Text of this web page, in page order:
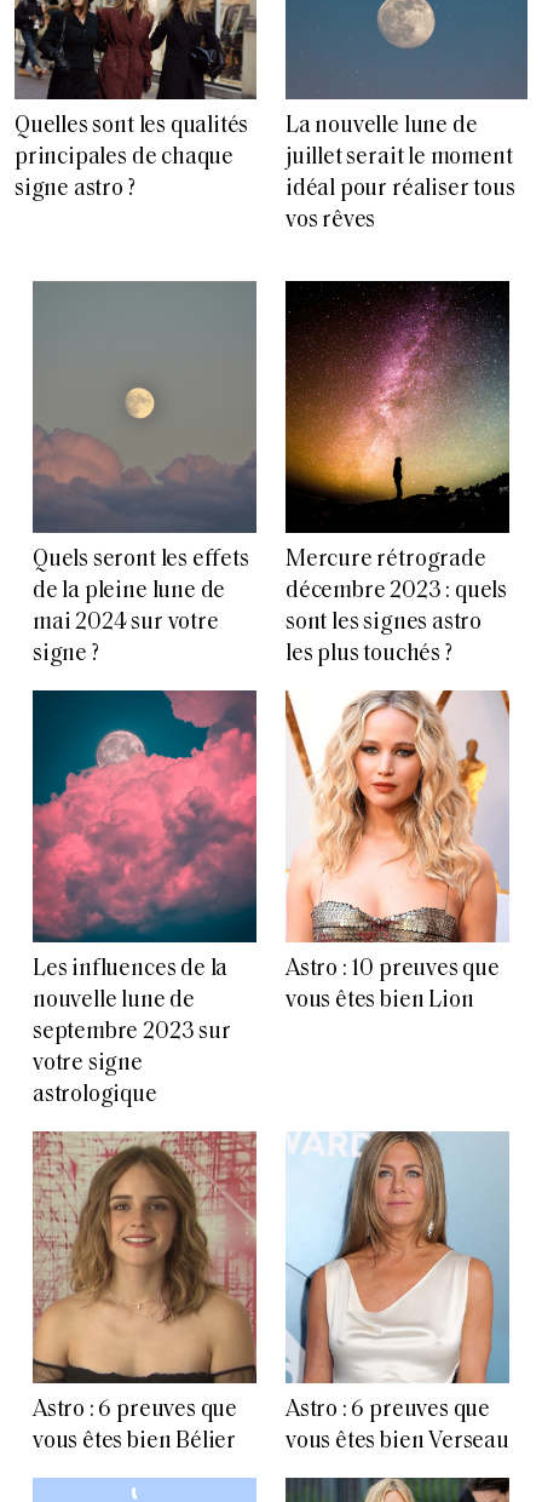
Quelles sont les qualités
principales de chaque
signe astro ?
La nouvelle lune de
juillet serait le moment
idéal pour réaliser tous
vos rêves
Quels seront les effets
de la pleine lune de
mai 2024 sur votre
signe ?
Mercure rétrograde
décembre 2023 : quels
sont les signes astro
les plus touchés ?
Les influences de la
nouvelle lune de
septembre 2023 sur
votre signe
astrologique
Astro : 10 preuves que
vous êtes bien Lion
Astro : 6 preuves que
vous êtes bien Bélier
Astro : 6 preuves que
vous êtes bien Verseau